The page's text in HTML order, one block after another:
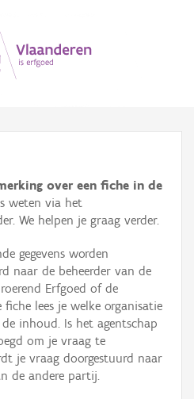
over een fiche in de
weten via het
We helpen je graag verder.
gegevens worden
naar de beheerder van de
Erfgoed of de
fiche lees je welke organisatie
inhoud. Is het agentschap
om je vraag te
je vraag doorgestuurd naar
de andere partij.